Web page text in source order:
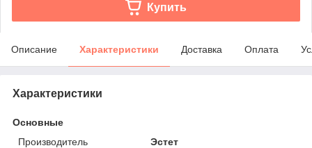
Купить
Описание Характеристики Доставка Оплата
Характеристики
Основные
Производитель
Эстет